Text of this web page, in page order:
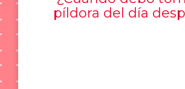
píldora del día